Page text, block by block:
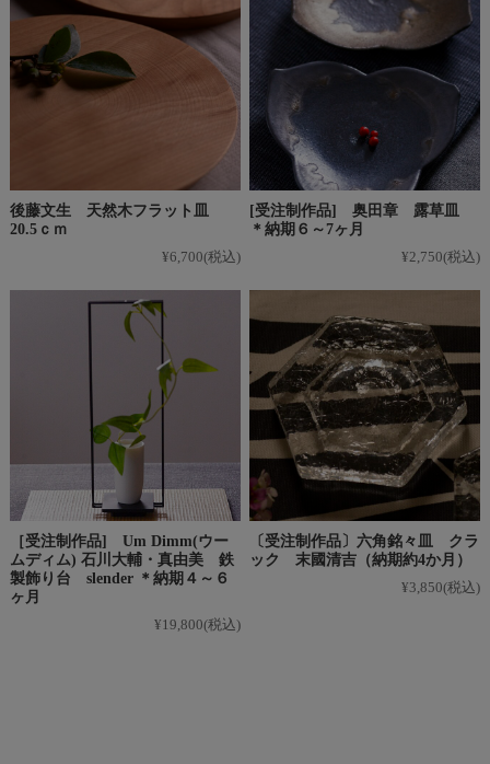
後藤文生 天然木フラット皿
20.5ｃｍ
¥6,700(税込)
[受注制作品] 奥田章 露草皿
＊納期６～7ヶ月
¥2,750(税込)
［受注制作品] Um Dimm(ウー
ムディム) 石川大輔・真由美 鉄
製飾り台 slender ＊納期４～６
ヶ月
¥19,800(税込)
〔受注制作品〕六角銘々皿 クラ
ック 末國清吉（納期約4か月）
¥3,850(税込)